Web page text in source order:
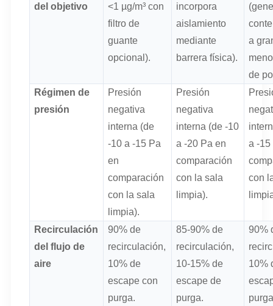
del objetivo
<1 µg/m³ con
filtro de
guante
opcional).
incorpora
aislamiento
mediante
barrera física).
a
de
Régimen de
presión
Presión
negativa
interna (de
-10 a -15 Pa
en
comparación
con la sala
limpia).
Presión
negativa
interna (de -10
a -20 Pa en
comparación
con la sala
limpia).
a -15
con
Recirculación
del flujo de
aire
90% de
recirculación,
10% de
escape con
purga.
85-90% de
recirculación,
10-15% de
escape de
purga.
90%
10%